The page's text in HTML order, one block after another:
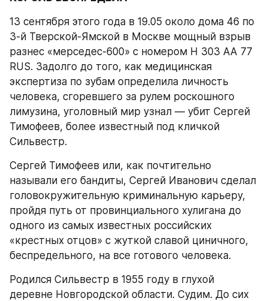
13 сентября этого года в 19.05 около дома 46 по
3-й Тверской-Ямской в Москве мощный взрыв
разнес «мерседес-600» с номером Н 303 АА 77
RUS. Задолго до того, как медицинская
экспертиза по зубам определила личность
человека, сгоревшего за рулем роскошного
лимузина, уголовный мир узнал — убит Сергей
Тимофеев, более известный под кличкой
Сильвестр.
Сергей Тимофеев или, как почтительно
называли его бандиты, Сергей Иванович сделал
головокружительную криминальную карьеру,
пройдя путь от провинциального хулигана до
одного из самых известных российских
«крестных отцов» с жуткой славой циничного,
беспредельного, на все готового человека.
Родился Сильвестр в 1955 году в глухой
деревне Новгородской области. Судим. До сих